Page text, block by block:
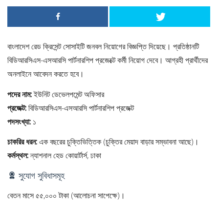
বাংলাদেশ রেড ক্রিসেন্ট সোসাইটি জনবল নিয়োগের বিজ্ঞপ্তি দিয়েছে। প্রতিষ্ঠানটি
বিডিআরসিএস-এসআরসি পার্টনারশিপ প্রজেক্টে কর্মী নিয়োগ দেবে। আগ্রহী প্রার্থীদের
অনলাইনে আবেদন করতে হবে।
পদের নাম:ইউনিট ডেভেলপমেন্ট অফিসার
প্রজেক্ট:বিডিআরসিএস-এসআরসি পার্টনারশিপ প্রজেক্ট
পদসংখ্যা: ১
চাকরির ধরন:এক বছরের চুক্তিভিত্তিক (চুক্তির মেয়াদ বাড়ার সম্ভাবনা আছে)।
কর্মস্থল:ন্যাশনাল হেড কোয়ার্টার্স, ঢাকা
সুযোগ সুবিধাসমূহ
বেতন মাসে ৫৫,০০০ টাকা (আলোচনা সাপেক্ষে)।